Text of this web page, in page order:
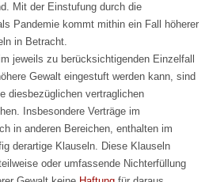
Mit der Einstufung durch die
Pandemie kommt mithin ein Fall höherer
in Betracht.
jeweils zu berücksichtigenden Einzelfall
Gewalt eingestuft werden kann, sind
diesbezüglichen vertraglichen
Insbesondere Verträge im
in anderen Bereichen, enthalten im
derartige Klauseln. Diese Klauseln
oder umfassende Nichterfüllung